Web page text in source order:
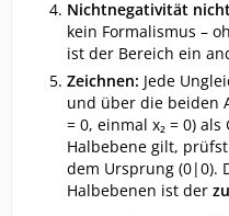
Nichtnegativität
kein Formalismus –
ist der Bereich ein
Zeichnen: Jede
und über die beiden
= 0, einmal x₂ = 0)
Halbebene gilt,
dem Ursprung (0|0).
Halbebenen ist der